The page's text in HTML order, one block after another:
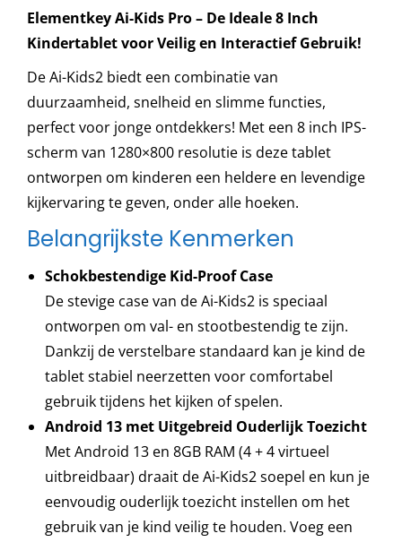
-
Opslag
Schokbestendige
Behuizing
Kinderen
-
Blauw
aantal
Elementkey Ai-Kids Pro – De Ideale 8 Inch
Kindertablet voor Veilig en Interactief Gebruik!
De Ai-Kids2 biedt een combinatie van
duurzaamheid, snelheid en slimme functies,
perfect voor jonge ontdekkers! Met een 8 inch IPS-
scherm van 1280×800 resolutie is deze tablet
ontworpen om kinderen een heldere en levendige
kijkervaring te geven, onder alle hoeken.
Belangrijkste Kenmerken
Schokbestendige Kid-Proof Case
De stevige case van de Ai-Kids2 is speciaal
ontworpen om val- en stootbestendig te zijn.
Dankzij de verstelbare standaard kan je kind de
tablet stabiel neerzetten voor comfortabel
gebruik tijdens het kijken of spelen.
Android 13 met Uitgebreid Ouderlijk Toezicht
Met Android 13 en 8GB RAM (4 + 4 virtueel
uitbreidbaar) draait de Ai-Kids2 soepel en kun je
eenvoudig ouderlijk toezicht instellen om het
gebruik van je kind veilig te houden. Voeg een